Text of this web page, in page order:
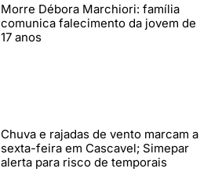
Morre Débora Marchiori: família
comunica falecimento da jovem de
17 anos
Chuva e rajadas de vento marcam a
sexta-feira em Cascavel; Simepar
alerta para risco de temporais